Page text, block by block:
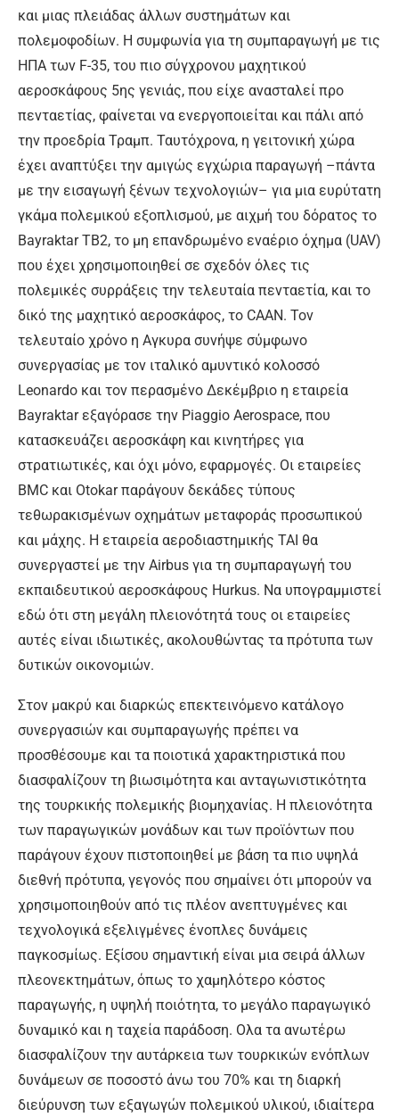
και μιας πλειάδας άλλων συστημάτων και
πολεμοφοδίων. Η συμφωνία για τη συμπαραγωγή με τις
ΗΠΑ των F-35, του πιο σύγχρονου μαχητικού
αεροσκάφους 5ης γενιάς, που είχε ανασταλεί προ
πενταετίας, φαίνεται να ενεργοποιείται και πάλι από
την προεδρία Τραμπ. Ταυτόχρονα, η γειτονική χώρα
έχει αναπτύξει την αμιγώς εγχώρια παραγωγή –πάντα
με την εισαγωγή ξένων τεχνολογιών– για μια ευρύτατη
γκάμα πολεμικού εξοπλισμού, με αιχμή του δόρατος το
Bayraktar TB2, το μη επανδρωμένο εναέριο όχημα (UAV)
που έχει χρησιμοποιηθεί σε σχεδόν όλες τις
πολεμικές συρράξεις την τελευταία πενταετία, και το
δικό της μαχητικό αεροσκάφος, το CAAN. Τον
τελευταίο χρόνο η Αγκυρα συνήψε σύμφωνο
συνεργασίας με τον ιταλικό αμυντικό κολοσσό
Leonardo και τον περασμένο Δεκέμβριο η εταιρεία
Bayraktar εξαγόρασε την Piaggio Aerospace, που
κατασκευάζει αεροσκάφη και κινητήρες για
στρατιωτικές, και όχι μόνο, εφαρμογές. Oι εταιρείες
ΒΜC και Otokar παράγουν δεκάδες τύπους
τεθωρακισμένων οχημάτων μεταφοράς προσωπικού
και μάχης. Η εταιρεία αεροδιαστημικής ΤΑΙ θα
συνεργαστεί με την Airbus για τη συμπαραγωγή του
εκπαιδευτικού αεροσκάφους Ηurkus. Να υπογραμμιστεί
εδώ ότι στη μεγάλη πλειονότητά τους οι εταιρείες
αυτές είναι ιδιωτικές, ακολουθώντας τα πρότυπα των
δυτικών οικονομιών.
Στον μακρύ και διαρκώς επεκτεινόμενο κατάλογο
συνεργασιών και συμπαραγωγής πρέπει να
προσθέσουμε και τα ποιοτικά χαρακτηριστικά που
διασφαλίζουν τη βιωσιμότητα και ανταγωνιστικότητα
της τουρκικής πολεμικής βιομηχανίας. Η πλειονότητα
των παραγωγικών μονάδων και των προϊόντων που
παράγουν έχουν πιστοποιηθεί με βάση τα πιο υψηλά
διεθνή πρότυπα, γεγονός που σημαίνει ότι μπορούν να
χρησιμοποιηθούν από τις πλέον ανεπτυγμένες και
τεχνολογικά εξελιγμένες ένοπλες δυνάμεις
παγκοσμίως. Εξίσου σημαντική είναι μια σειρά άλλων
πλεονεκτημάτων, όπως το χαμηλότερο κόστος
παραγωγής, η υψηλή ποιότητα, το μεγάλο παραγωγικό
δυναμικό και η ταχεία παράδοση. Ολα τα ανωτέρω
διασφαλίζουν την αυτάρκεια των τουρκικών ενόπλων
δυνάμεων σε ποσοστό άνω του 70% και τη διαρκή
διεύρυνση των εξαγωγών πολεμικού υλικού, ιδιαίτερα